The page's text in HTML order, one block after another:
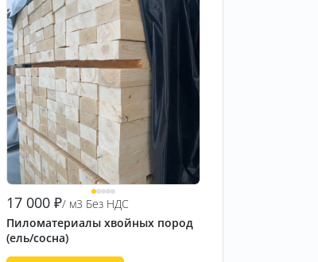
17 000 ₽/ м3 Без НДС
Пиломатериалы хвойных пород
(ель/сосна)